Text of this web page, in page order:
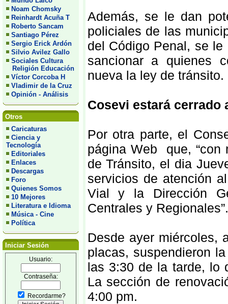
Noam Chomsky
Reinhardt Acuña T
Roberto Sancam
Santiago Pérez
Sergio Erick Ardón
Silvio Avilez Gallo
Sociales Cultura
Religión Educación
Víctor Corcoba H
Vladimir de la Cruz
Opinión - Análisis
Otros
Caricaturas
Ciencia y
Tecnología
Editoriales
Enlaces
Descargas
Foro
Quienes Somos
10 Mejores
Literatura e Idioma
Música - Cine
Política
Iniciar Sesión
Usuario:
Contraseña:
Recordarme?
Además, se le dan
policiales de las
del Código Penal, se
sancionar a quienes
nueva la ley de tránsito.
Cosevi estará cerrado
Por otra parte, el
página Web que, “con
de Tránsito, el dia
servicios de atención
Vial y la Dirección
Centrales y Regionales”.
Desde ayer miércoles,
placas, suspendieron
las 3:30 de la tarde, lo
La sección de
4:00 pm.